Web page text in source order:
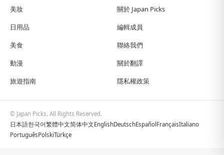
美妝
日用品
美食
動漫
旅遊指南
關於 Japan Picks
編輯成員
聯絡我們
關於翻譯
隱私權政策
© Japan Picks. All Rights Reserved.
日本語한국어繁體中文简体中文EnglishDeutschEspañol FrançaisItaliano
PortuguêsPolskiTürkçe